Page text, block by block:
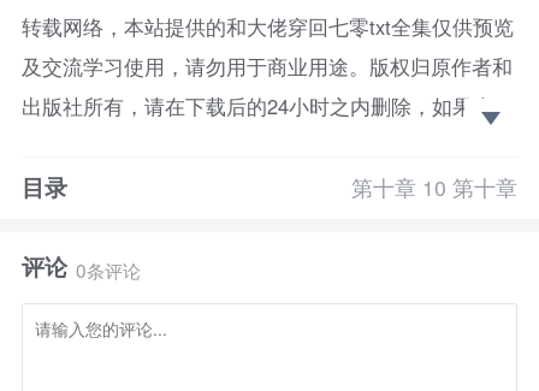
转载网络，本站提供的和大佬穿回七零txt全集仅供预览
及交流学习使用，请勿用于商业用途。版权归原作者和
出版社所有，请在下载后的24小时之内删除，如果喜
人民教师苏窈和捐赠教学楼的大佬同坐一车时，不幸
十年代，还成了育有一双儿女的夫妻。 她成了家里没
脾气的老黄牛，大佬则成了村子里有名的二流子。 一
家破屋，家徒四壁，四面漏风，一家四口饿得面黄肌
目录 第十章 10 第十章
评论 0条评论